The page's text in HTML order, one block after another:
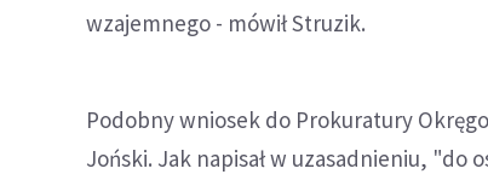
wzajemnego - mówił Struzik.
Podobny wniosek do Prokuratury
Joński. Jak napisał w uzasadnieniu,